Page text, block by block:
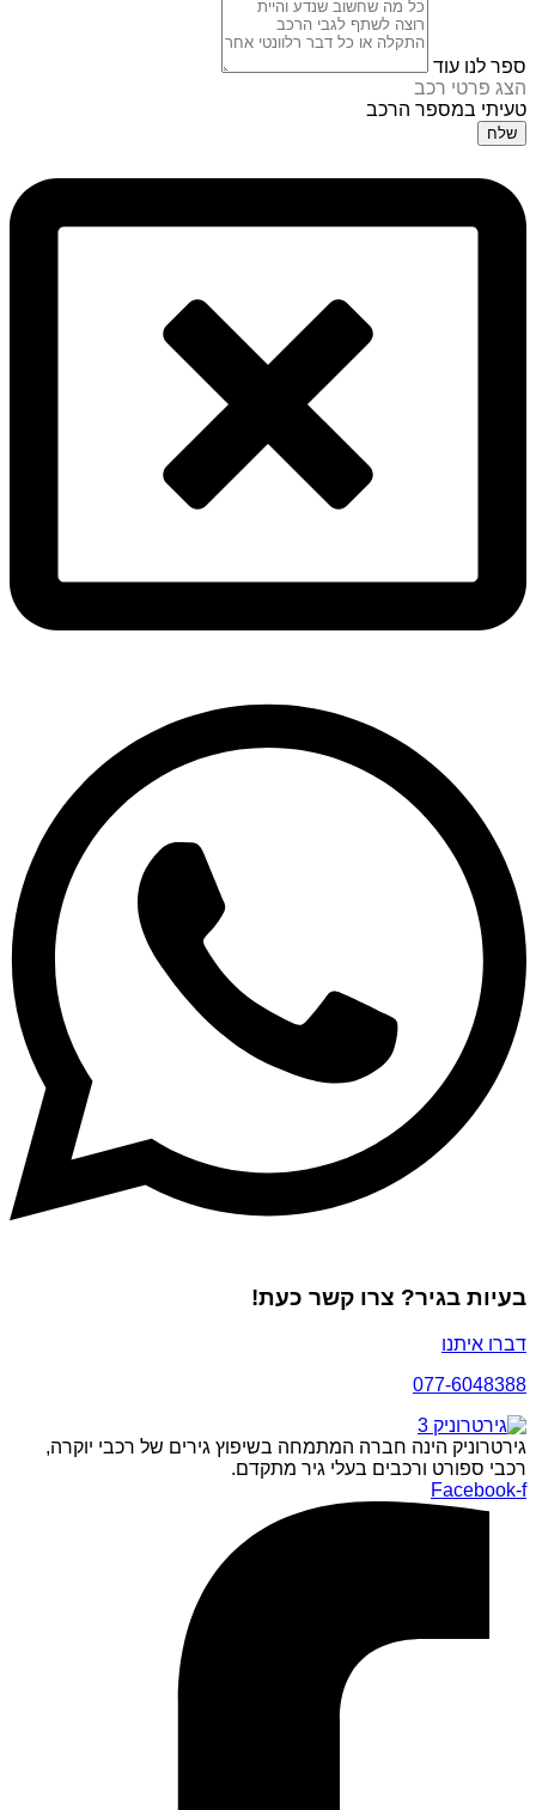
ספר לנו עוד
הצג פרטי רכב
טעיתי במספר הרכב
שלח
בעיות בגיר? צרו קשר כעת!
דברו איתנו
077-6048388
גירטרוניק הינה חברה המתמחה בשיפוץ גירים של רכבי יוקרה,
רכבי ספורט ורכבים בעלי גיר מתקדם.
Facebook-f